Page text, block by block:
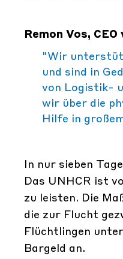
Remon Vos,
"Wir
und sind in
von Logistik-
wir über die
Hilfe in
In nur sieben
Das UNHCR ist
zu leisten. Die
die zur Flucht
Flüchtlingen
Bargeld an.